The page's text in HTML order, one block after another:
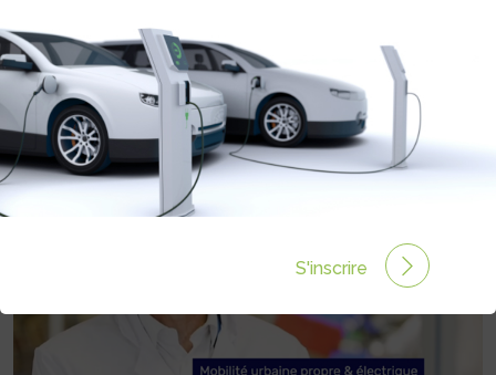
DE PRÉSENTATION D’EASYLI
Rédigé par Philippe Schwoerer le 01 Juil 2020 à 00:00
0 commentaires
S'inscrire